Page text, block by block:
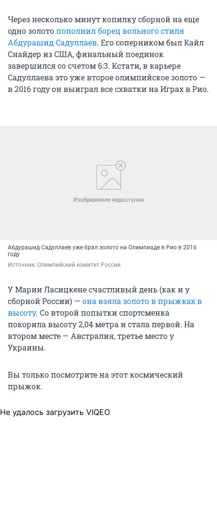
Через несколько минут копилку сборной на еще
одно золотопополнил борец вольного стиля
Абдурашид Садуллаев. Его соперником был Кайл
Снайдер из США, финальный поединок
завершился со счетом 6:3. Кстати, в карьере
Садуллаева это уже второе олимпийское золото —
в 2016 году он выиграл все схватки на Играх в Рио.
Абдурашид Садуллаев уже брал золото на Олимпиаде в Рио в 2016
году
Источник: Олимпийский комитет России
У Марии Ласицкене счастливый день (как и у
сборной России) — она взяла золото в прыжках в
высоту. Со второй попытки спортсменка
покорила высоту 2,04 метра и стала первой. На
втором месте — Австралия, третье место у
Украины.
Вы только посмотрите на этот космический
прыжок.
Не удалось загрузить VIQEO